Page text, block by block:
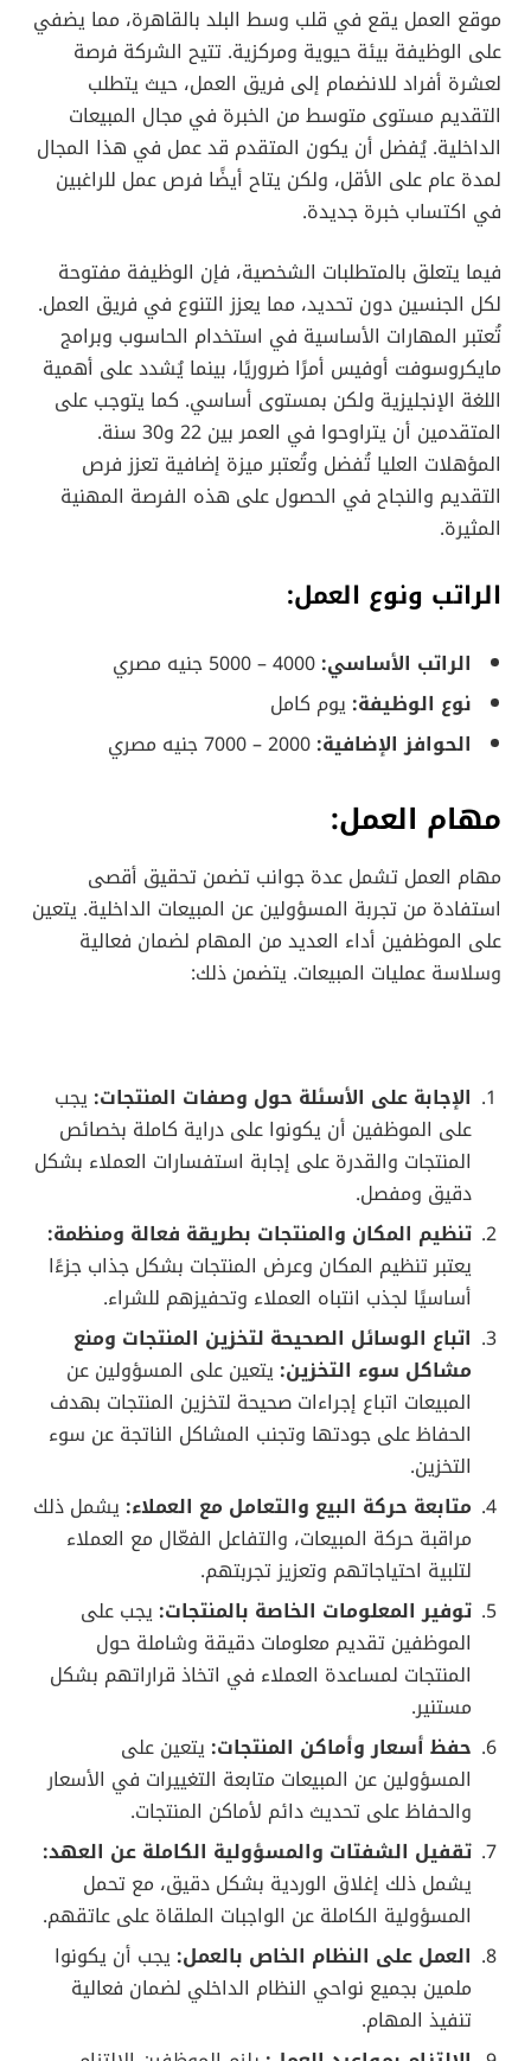
موقع العمل يقع في قلب وسط البلد بالقاهرة، مما يضفي
على الوظيفة بيئة حيوية ومركزية. تتيح الشركة فرصة
لعشرة أفراد للانضمام إلى فريق العمل، حيث يتطلب
التقديم مستوى متوسط من الخبرة في مجال المبيعات
الداخلية. يُفضل أن يكون المتقدم قد عمل في هذا المجال
لمدة عام على الأقل، ولكن يتاح أيضًا فرص عمل للراغبين
في اكتساب خبرة جديدة.
فيما يتعلق بالمتطلبات الشخصية، فإن الوظيفة مفتوحة
لكل الجنسين دون تحديد، مما يعزز التنوع في فريق العمل.
تُعتبر المهارات الأساسية في استخدام الحاسوب وبرامج
مايكروسوفت أوفيس أمرًا ضروريًا، بينما يُشدد على أهمية
اللغة الإنجليزية ولكن بمستوى أساسي. كما يتوجب على
المتقدمين أن يتراوحوا في العمر بين 22 و30 سنة.
المؤهلات العليا تُفضل وتُعتبر ميزة إضافية تعزز فرص
التقديم والنجاح في الحصول على هذه الفرصة المهنية
المثيرة.
الراتب ونوع العمل:
الراتب الأساسي:
نوع الوظيفة: يوم كامل
الحوافز الإضافية:
مهام العمل:
مهام العمل تشمل عدة جوانب تضمن تحقيق أقصى
استفادة من تجربة المسؤولين عن المبيعات الداخلية. يتعين
على الموظفين أداء العديد من المهام لضمان فعالية
وسلاسة عمليات المبيعات. يتضمن ذلك:
الإجابة على الأسئلة حول وصفات المنتجات: يجب
على الموظفين أن يكونوا على دراية كاملة بخصائص
المنتجات والقدرة على إجابة استفسارات العملاء بشكل
دقيق ومفصل.
تنظيم المكان والمنتجات بطريقة فعالة ومنظمة:
يعتبر تنظيم المكان وعرض المنتجات بشكل جذاب جزءًا
أساسيًا لجذب انتباه العملاء وتحفيزهم للشراء.
اتباع الوسائل الصحيحة لتخزين المنتجات ومنع
مشاكل سوء التخزين: يتعين على المسؤولين عن
المبيعات اتباع إجراءات صحيحة لتخزين المنتجات بهدف
الحفاظ على جودتها وتجنب المشاكل الناتجة عن سوء
التخزين.
متابعة حركة البيع والتعامل مع العملاء: يشمل ذلك
مراقبة حركة المبيعات، والتفاعل الفعّال مع العملاء
لتلبية احتياجاتهم وتعزيز تجربتهم.
توفير المعلومات الخاصة بالمنتجات: يجب على
الموظفين تقديم معلومات دقيقة وشاملة حول
المنتجات لمساعدة العملاء في اتخاذ قراراتهم بشكل
مستنير.
حفظ أسعار وأماكن المنتجات: يتعين على
المسؤولين عن المبيعات متابعة التغييرات في الأسعار
والحفاظ على تحديث دائم لأماكن المنتجات.
تقفيل الشفتات والمسؤولية الكاملة عن العهد:
يشمل ذلك إغلاق الوردية بشكل دقيق، مع تحمل
المسؤولية الكاملة عن الواجبات الملقاة على عاتقهم.
العمل على النظام الخاص بالعمل: يجب أن يكونوا
ملمين بجميع نواحي النظام الداخلي لضمان فعالية
تنفيذ المهام.